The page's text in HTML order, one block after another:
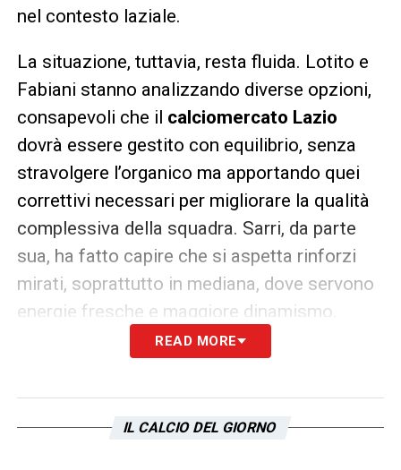
nel contesto laziale.
La situazione, tuttavia, resta fluida. Lotito e
Fabiani stanno analizzando diverse opzioni,
consapevoli che il calciomercato Lazio
dovrà essere gestito con equilibrio, senza
stravolgere l’organico ma apportando quei
correttivi necessari per migliorare la qualità
complessiva della squadra. Sarri, da parte
sua, ha fatto capire che si aspetta rinforzi
mirati, soprattutto in mediana, dove servono
energie fresche e maggiore dinamismo.
Il nome di Ilic non è l’unico sul tavolo: la
particolare attenzione ai giocatori scontenti
READ MORE
IL CALCIO DEL GIORNO